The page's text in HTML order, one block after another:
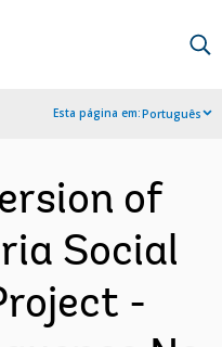
Esta página em:Português
of
Social
-